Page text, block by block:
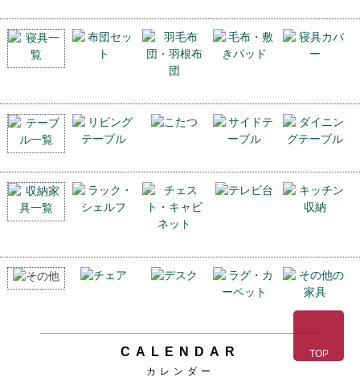
TOP
CALENDAR
カレンダー